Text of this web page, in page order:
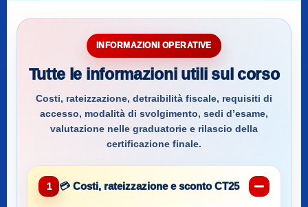
INFORMAZIONI OPERATIVE
Tutte le informazioni utili sul corso
Costi, rateizzazione, detraibilità fiscale, requisiti di
accesso, modalità di svolgimento, sedi d’esame,
valutazione nelle graduatorie e rilascio della
certificazione finale.
1 💳 Costi, rateizzazione e sconto CT25